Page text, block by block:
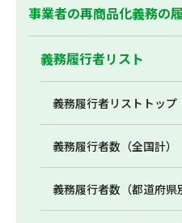
事業者の再商品化義務の
義務履行者リスト
義務履行者リストトップ
義務履行者数（全国計）
義務履行者数（都道府県